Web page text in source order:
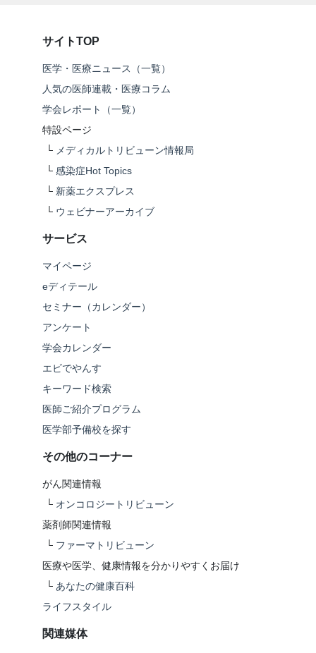
サイトTOP
医学・医療ニュース（一覧）
人気の医師連載・医療コラム
学会レポート（一覧）
特設ページ
└ メディカルトリビューン情報局
└ 感染症Hot Topics
└ 新薬エクスプレス
└ ウェビナーアーカイブ
サービス
マイページ
eディテール
セミナー（カレンダー）
アンケート
学会カレンダー
エビでやんす
キーワード検索
医師ご紹介プログラム
医学部予備校を探す
その他のコーナー
がん関連情報
└ オンコロジートリビューン
薬剤師関連情報
└ ファーマトリビューン
医療や医学、健康情報を分かりやすくお届け
└ あなたの健康百科
ライフスタイル
関連媒体